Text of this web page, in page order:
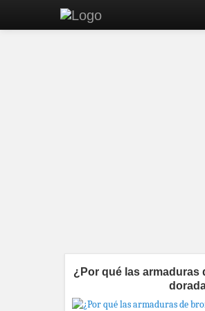
¿Por qué las armaduras